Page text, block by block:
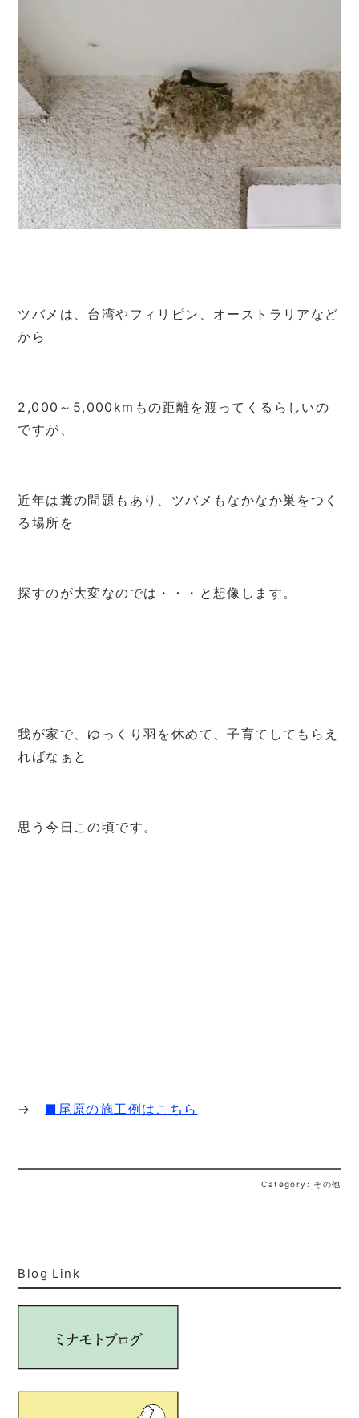
Blog Link
ツバメは、台湾やフィリピン、オーストラリアなど
から
2,000～5,000kmもの距離を渡ってくるらしいの
ですが、
近年は糞の問題もあり、ツバメもなかなか巣をつく
る場所を
探すのが大変なのでは・・・と想像します。
我が家で、ゆっくり羽を休めて、子育てしてもらえ
ればなぁと
思う今日この頃です。
→ ■尾原の施工例はこちら
Category: その他